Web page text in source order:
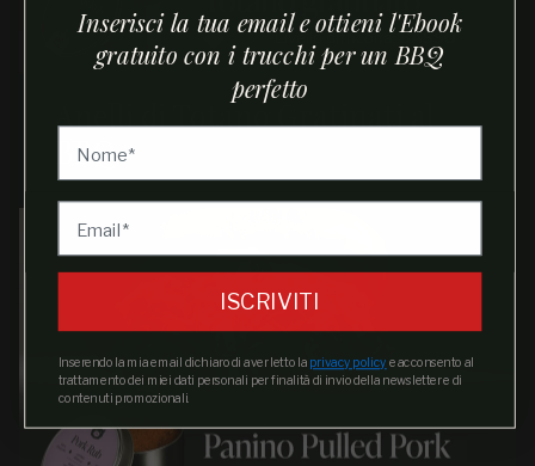
Anelli di Totano Gratinati al
BBQ
Inserisci la tua email e ottieni l'Ebook
gratuito con i trucchi per un BBQ
perfetto
ISCRIVITI
Inserendo la mia email dichiaro di aver letto la privacy policy e acconsento al
trattamento dei miei dati personali per finalità di invio della newsletter e di
contenuti promozionali.